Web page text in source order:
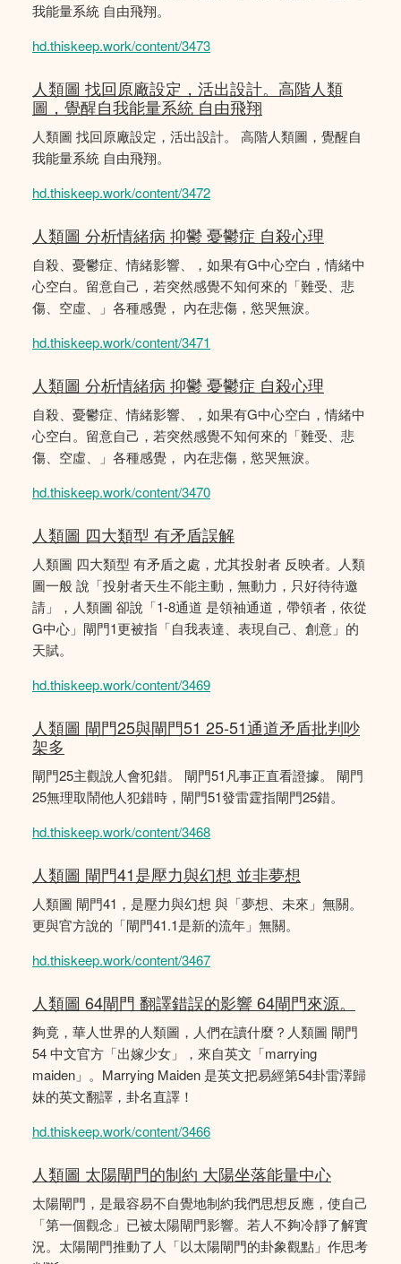
我能量系統 自由飛翔。
hd.thiskeep.work/content/3473
人類圖 找回原廠設定，活出設計。高階人類
圖，覺醒自我能量系統 自由飛翔
人類圖 找回原廠設定，活出設計。 高階人類圖，覺醒自
我能量系統 自由飛翔。
hd.thiskeep.work/content/3472
人類圖 分析情緒病 抑鬱 憂鬱症 自殺心理
自殺、憂鬱症、情緒影響、，如果有G中心空白，情緒中
心空白。留意自己，若突然感覺不知何來的「難受、悲
傷、空虛、」各種感覺， 內在悲傷，慾哭無淚。
hd.thiskeep.work/content/3471
人類圖 分析情緒病 抑鬱 憂鬱症 自殺心理
自殺、憂鬱症、情緒影響、，如果有G中心空白，情緒中
心空白。留意自己，若突然感覺不知何來的「難受、悲
傷、空虛、」各種感覺， 內在悲傷，慾哭無淚。
hd.thiskeep.work/content/3470
人類圖 四大類型 有矛盾誤解
人類圖 四大類型 有矛盾之處，尤其投射者 反映者。人類
圖一般 說「投射者天生不能主動，無動力，只好待待邀
請」，人類圖 卻說「1-8通道 是領袖通道，帶領者，依從
G中心」閘門1更被指「自我表達、表現自己、創意」的
天賦。
hd.thiskeep.work/content/3469
人類圖 閘門25與閘門51 25-51通道矛盾批判吵
架多
閘門25主觀說人會犯錯。 閘門51凡事正直看證據。 閘門
25無理取鬧他人犯錯時，閘門51發雷霆指閘門25錯。
hd.thiskeep.work/content/3468
人類圖 閘門41是壓力與幻想 並非夢想
人類圖 閘門41，是壓力與幻想 與「夢想、未來」無關。
更與官方說的「閘門41.1是新的流年」無關。
hd.thiskeep.work/content/3467
人類圖 64閘門 翻譯錯誤的影響 64閘門來源。
夠竟，華人世界的人類圖，人們在讀什麼？人類圖 閘門
54 中文官方「出嫁少女」，來自英文「marrying
maiden」。Marrying Maiden 是英文把易經第54卦雷澤歸
妹的英文翻譯，卦名直譯！
hd.thiskeep.work/content/3466
人類圖 太陽閘門的制約 大陽坐落能量中心
太陽閘門，是最容易不自覺地制約我們思想反應，使自己
「第一個觀念」已被太陽閘門影響。若人不夠冷靜了解實
況。太陽閘門推動了人「以太陽閘門的卦象觀點」作思考